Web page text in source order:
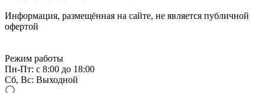
Информация, размещённая на сайте, не является публичной
офертой
Режим работы
Пн-Пт: с 8:00 до 18:00
Сб, Вс: Выходной